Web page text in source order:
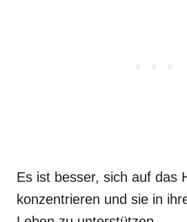
Es ist besser, sich auf das
konzentrieren und sie in